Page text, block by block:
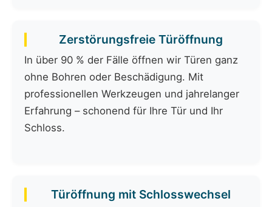
Zerstörungsfreie Türöffnung
In über 90 % der Fälle öffnen wir Türen ganz
ohne Bohren oder Beschädigung. Mit
professionellen Werkzeugen und jahrelanger
Erfahrung – schonend für Ihre Tür und Ihr
Schloss.
Türöffnung mit Schlosswechsel